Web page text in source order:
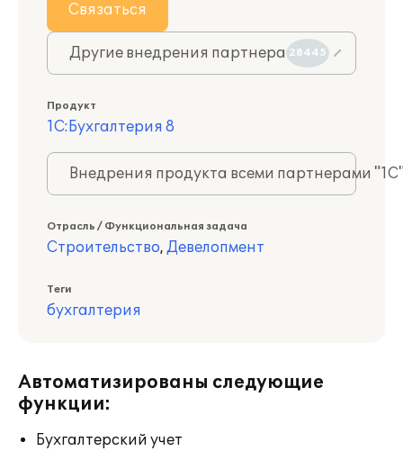
Связаться
Другие внедрения партнера 28445
Продукт
1С:Бухгалтерия 8
Внедрения продукта всеми партнерами
Отрасль / Функциональная задача
Строительство, Девелопмент
Теги
бухгалтерия
Автоматизированы следующие
функции:
Бухгалтерский учет